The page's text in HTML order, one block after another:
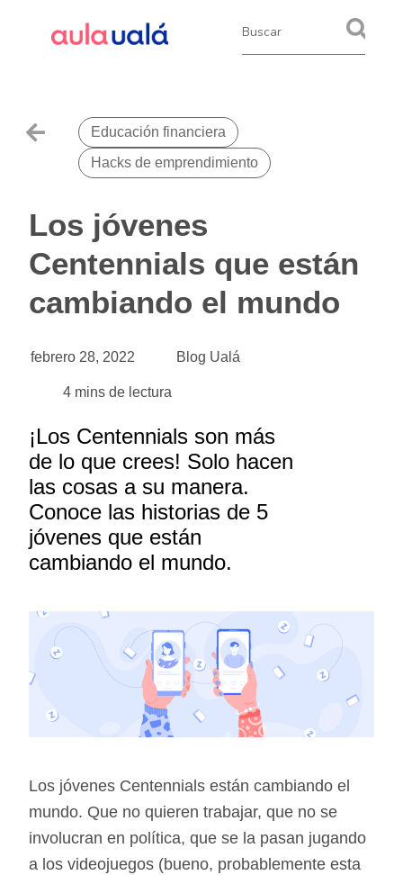
Educación financiera
Hacks de emprendimiento
Los jóvenes
Centennials que están
cambiando el mundo
febrero 28, 2022 Blog Ualá
4 mins de lectura
¡Los Centennials son más
de lo que crees! Solo hacen
las cosas a su manera.
Conoce las historias de 5
jóvenes que están
cambiando el mundo.
Los jóvenes Centennials están cambiando el
mundo. Que no quieren trabajar, que no se
involucran en política, que se la pasan jugando
a los videojuegos (bueno, probablemente esta